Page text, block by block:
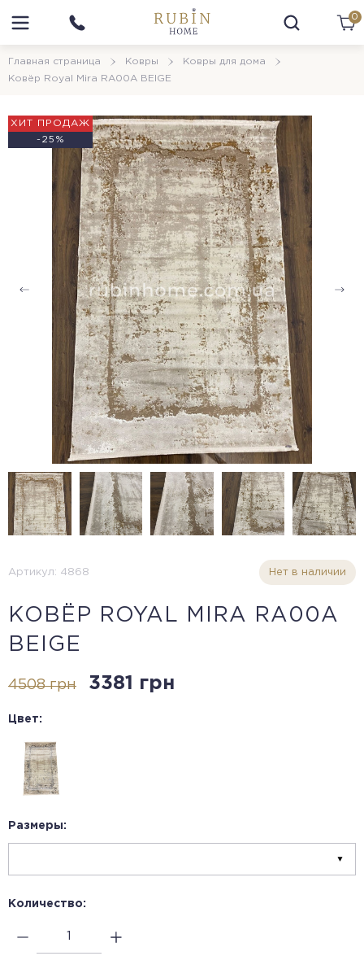
0
Главная страница Ковры
Ковры для дома
Ковёр Royal Mira RA00A BEIGE
ХИТ ПРОДАЖ
-25%
Артикул: 4868 Нет в наличии
КОВЁР ROYAL MIRA RA00A
BEIGE
4508 грн 3381 грн
Цвет:
Размеры:
Количество: